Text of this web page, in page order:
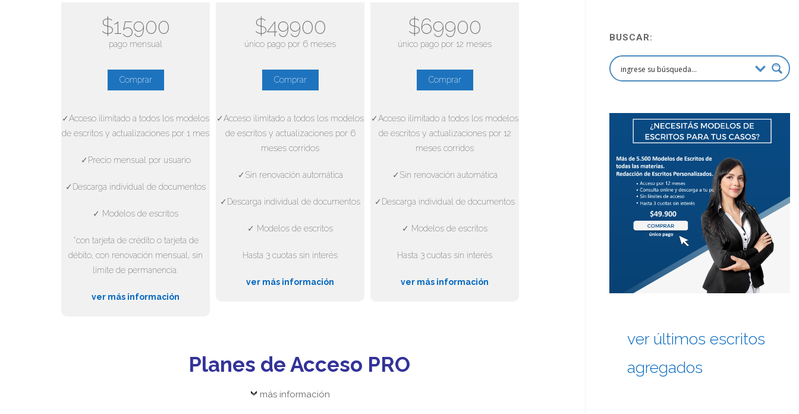
$15900
pago mensual
Comprar
✓Acceso ilimitado a todos los modelos
de escritos y actualizaciones por 1 mes
✓Precio mensual por usuario
✓Descarga individual de documentos
✓ Modelos de escritos
*con tarjeta de crédito o tarjeta de
débito, con renovación mensual, sin
límite de permanencia.
ver más información
$49900
único pago por 6 meses
Comprar
✓Acceso ilimitado a todos los modelos
de escritos y actualizaciones por 6
meses corridos
✓Sin renovación automática
✓Descarga individual de documentos
✓ Modelos de escritos
Hasta 3 cuotas sin interés
ver más información
$69900
único pago por 12 meses
Comprar
✓Acceso ilimitado a todos los modelos
de escritos y actualizaciones por 12
meses corridos
✓Sin renovación automática
✓Descarga individual de documentos
✓ Modelos de escritos
Hasta 3 cuotas sin interés
ver más información
Planes de Acceso PRO
más información
BUSCAR:
ver últimos escritos
agregados